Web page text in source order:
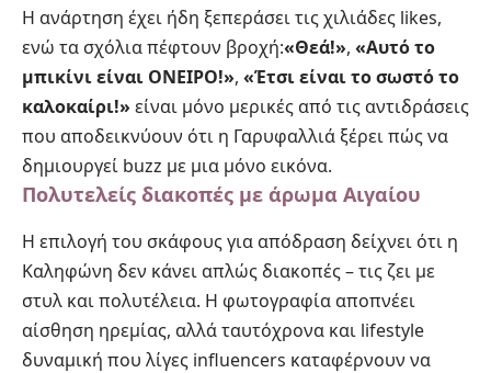
Η ανάρτηση έχει ήδη ξεπεράσει τις χιλιάδες likes,
ενώ τα σχόλια πέφτουν βροχή:«Θεά!», «Αυτό το
μπικίνι είναι ΟΝΕΙΡΟ!», «Έτσι είναι το σωστό το
καλοκαίρι!» είναι μόνο μερικές από τις αντιδράσεις
που αποδεικνύουν ότι η Γαρυφαλλιά ξέρει πώς να
δημιουργεί buzz με μια μόνο εικόνα.
Πολυτελείς διακοπές με άρωμα Αιγαίου
Η επιλογή του σκάφους για απόδραση δείχνει ότι η
Καληφώνη δεν κάνει απλώς διακοπές – τις ζει με
στυλ και πολυτέλεια. Η φωτογραφία αποπνέει
αίσθηση ηρεμίας, αλλά ταυτόχρονα και lifestyle
δυναμική που λίγες influencers καταφέρνουν να